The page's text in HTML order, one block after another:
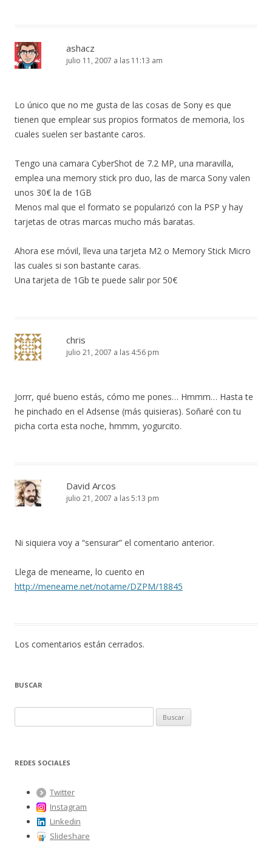
ashacz
julio 11, 2007 a las 11:13 am
Lo único que no me gusta de las cosas de Sony es que
tienen que emplear sus propios formatos de memoria, los
cuales suelen ser bastante caros.
Tengo una camara CyberShot de 7.2 MP, una maravilla,
emplea una memory stick pro duo, las de marca Sony valen
unos 30€ la de 1GB
Menos mal que el formato se popularizó con la PSP y hay
tarjetas de otras marcas mucho más baratas.
Ahora ese móvil, lleva una tarjeta M2 o Memory Stick Micro
las cuales si son bastante caras.
Una tarjeta de 1Gb te puede salir por 50€
chris
julio 21, 2007 a las 4:56 pm
Jorrr, qué bueno estás, cómo me pones… Hmmm… Hasta te
he pinchado en el Adsense (más quisieras). Soñaré con tu
picha corta esta noche, hmmm, yogurcito.
David Arcos
julio 21, 2007 a las 5:13 pm
Ni siquiera voy a “sensurar” el comentario anterior.
Llega de meneame, lo cuento en
http://meneame.net/notame/DZPM/18845
Los comentarios están cerrados.
BUSCAR
u
c
REDES SOCIALES
Twitter
Instagram
Linkedin
Slideshare